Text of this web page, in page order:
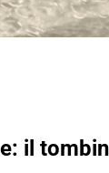
il